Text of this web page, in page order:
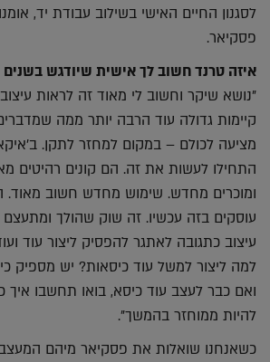
לסגנון החיים האישי בשילוב עבודת יד,
פסקיאר.
איזה טרנד חשוב לך אישית שיודגש בשנים
"נושא שיקר וחשוב לי מאוד זה לראות
קיימות גדולה עוד הרבה יותר ממה
מציעה לכולם – במקום למחזר לתקן.
התחילו לעשות את זה. הם קונים רהיטים
ומוכרים מחדש. שימוש מחדש חשוב מאוד.
עוסקים בזה עכשיו. זה שוק שהולך ומתעצם
עיצוב כתגובה לאתגר להפסיק ליצור עוד
למה ליצור למשל עוד כיסאות? יש מספיק
ואם כבר לעצב עוד כיסא, בואו תחשבו איך
להיות ממוחזר בהמשך".
כשאנחנו שואלות את פסקיאר מיהם